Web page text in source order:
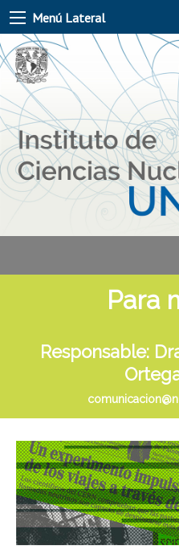
Menú Lateral
Para
Responsable:
comunicacion